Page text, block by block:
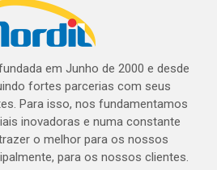
em Junho de 2000 e desde
fortes parcerias com seus
Para isso, nos fundamentamos
inovadoras e numa constante
o melhor para os nossos
para os nossos clientes.